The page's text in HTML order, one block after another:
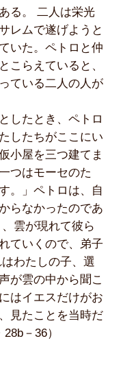
る。 二人は栄光
レムで遂げようと
いた。ペトロと仲
こらえていると、
ている二人の人が
したとき、ペトロ
したちがここにい
小屋を三つ建てま
つはモーセのた
。」ペトロは、自
らなかったのであ
雲が現れて彼ら
ていくので、弟子
わたしの子、選
が雲の中から聞こ
はイエスだけがお
見たことを当時だ
－36）